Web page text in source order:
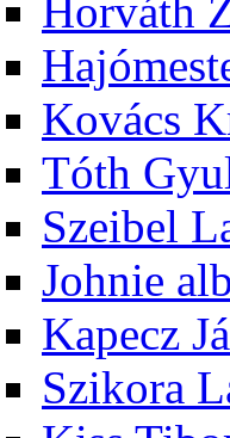
Horváth
Kovács
Tóth
Szeibel
Johnie
Kapecz
Szikora